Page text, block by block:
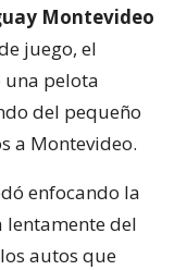
Montevideo
juego, el
una pelota
del pequeño
a Montevideo.
enfocando la
lentamente del
autos que